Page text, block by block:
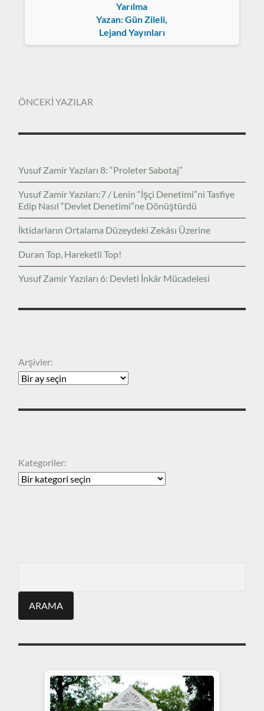
Yarılma
Yazan: Gün Zileli,
Lejand Yayınları
ÖNCEKİ YAZILAR
Yusuf Zamir Yazıları 8: “Proleter Sabotaj”
Yusuf Zamir Yazıları:7 / Lenin “İşçi Denetimi”ni Tasfiye
Edip Nasıl “Devlet Denetimi”ne Dönüştürdü
İktidarların Ortalama Düzeydeki Zekâsı Üzerine
Duran Top, Hareketli Top!
Yusuf Zamir Yazıları 6: Devleti İnkâr Mücadelesi
Arşivler:
Kategoriler: